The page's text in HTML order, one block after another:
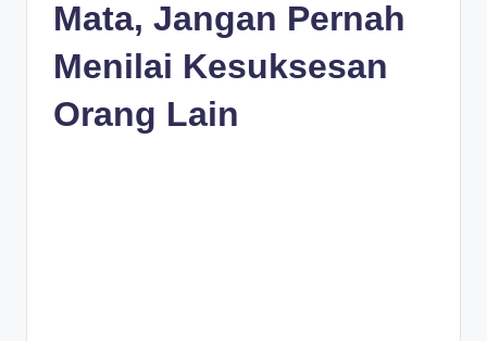
A
Mata, Jangan Pernah
Menilai Kesuksesan
Orang Lain